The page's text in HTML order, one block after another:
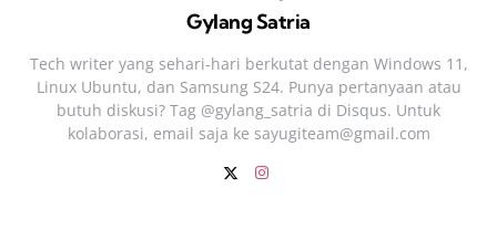
Gylang Satria
Tech writer yang sehari‑hari berkutat dengan Windows 11,
Linux Ubuntu, dan Samsung S24. Punya pertanyaan atau
butuh diskusi? Tag @gylang_satria di Disqus. Untuk
kolaborasi, email saja ke sayugiteam@gmail.com